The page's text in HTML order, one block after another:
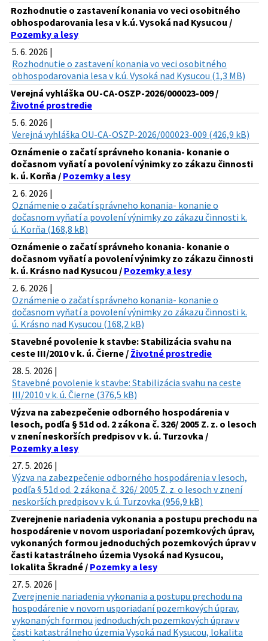
Rozhodnutie o zastavení konania vo veci osobitného
obhospodarovania lesa v k.ú. Vysoká nad Kysucou /
Pozemky a lesy
5. 6. 2026 |
Rozhodnutie o zastavení konania vo veci osobitného
obhospodarovania lesa v k.ú. Vysoká nad Kysucou (1,3 MB)
Verejná vyhláška OU-CA-OSZP-2026/000023-009 /
Životné prostredie
5. 6. 2026 |
Verejná vyhláška OU-CA-OSZP-2026/000023-009 (426,9 kB)
Oznámenie o začatí správneho konania- konanie o
dočasnom vyňatí a povolení výnimky zo zákazu činnosti
k. ú. Korňa / Pozemky a lesy
2. 6. 2026 |
Oznámenie o začatí správneho konania- konanie o
dočasnom vyňatí a povolení výnimky zo zákazu činnosti k.
ú. Korňa (168,8 kB)
Oznámenie o začatí správneho konania- konanie o
dočasnom vyňatí a povolení výnimky zo zákazu činnosti
k. ú. Krásno nad Kysucou / Pozemky a lesy
2. 6. 2026 |
Oznámenie o začatí správneho konania- konanie o
dočasnom vyňatí a povolení výnimky zo zákazu činnosti k.
ú. Krásno nad Kysucou (168,2 kB)
Stavebné povolenie k stavbe: Stabilizácia svahu na
ceste III/2010 v k. ú. Čierne / Životné prostredie
28. 5. 2026 |
Stavebné povolenie k stavbe: Stabilizácia svahu na ceste
III/2010 v k. ú. Čierne (376,5 kB)
Výzva na zabezpečenie odborného hospodárenia v
lesoch, podľa § 51d od. 2 zákona č. 326/ 2005 Z. z. o lesoch
v znení neskorších predpisov v k. ú. Turzovka /
Pozemky a lesy
27. 5. 2026 |
Výzva na zabezpečenie odborného hospodárenia v lesoch,
podľa § 51d od. 2 zákona č. 326/ 2005 Z. z. o lesoch v znení
neskorších predpisov v k. ú. Turzovka (956,9 kB)
Zverejnenie nariadenia vykonania a postupu prechodu na
hospodárenie v novom usporiadaní pozemkových úprav,
vykonaných formou jednoduchých pozemkových úprav v
časti katastrálneho územia Vysoká nad Kysucou,
lokalita Škradné / Pozemky a lesy
27. 5. 2026 |
Zverejnenie nariadenia vykonania a postupu prechodu na
hospodárenie v novom usporiadaní pozemkových úprav,
vykonaných formou jednoduchých pozemkových úprav v
časti katastrálneho územia Vysoká nad Kysucou, lokalita